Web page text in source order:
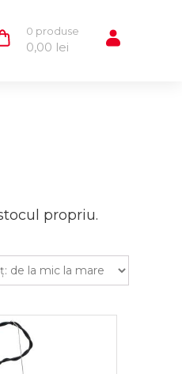
0 produse
0,00 lei
propriu.